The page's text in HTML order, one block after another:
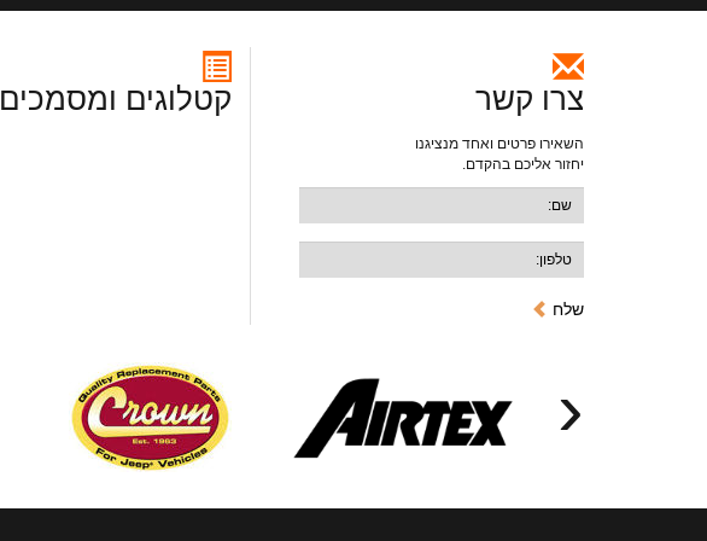
צרו קשר
השאירו פרטים ואחד מנציגנו
יחזור אליכם בהקדם.
שלח
קטלוגים ומסמכים
‹